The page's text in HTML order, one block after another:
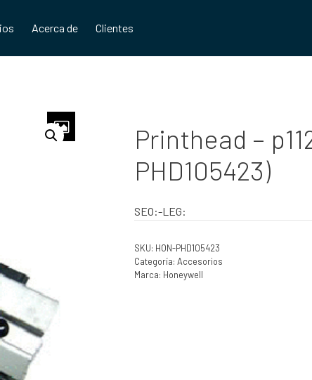
Acerca de Clientes
Printhead –
PHD105423)
SEO:-LEG:
SKU: HON-PHD105423
Categoría: Accesorios
Marca: Honeywell